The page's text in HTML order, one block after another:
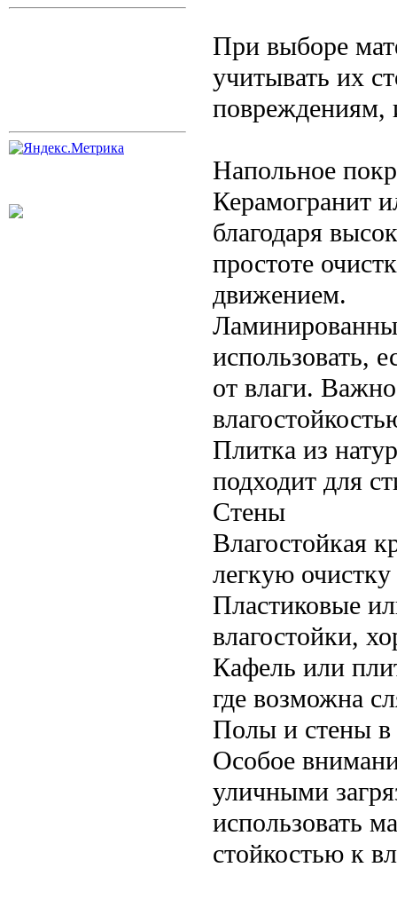
При выборе
учитывать их
повреждениям,
Напольное
Керамогранит
благодаря
простоте
движением.
использовать,
от влаги.
Плитка из
подходит для
Стены
Влагостойкая
легкую
Пластиковые
влагостойки,
Кафель или
где возможна
Полы и стены в
Особое
уличными
использовать
стойкостью к